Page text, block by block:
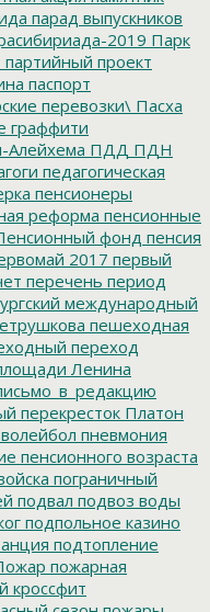
парад выпускников
2019 Парк
партийный проект
паспорт
перевозки\ Пасха
граффити
ПДД ПДН
педагогическая
пенсионеры
реформа пенсионные
фонд пенсия
2017 первый
перечень период
международный
пешеходная
переход
Ленина
перекресток Платон
пневмония
пенсионного возраста
пограничный
подвал подвоз воды
подпольное казино
подтопление
пожарная
кроссфит